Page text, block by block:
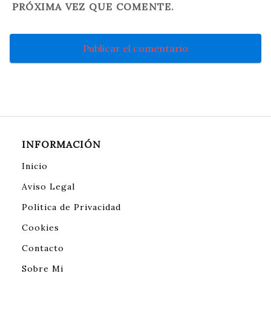
PRÓXIMA VEZ QUE COMENTE.
INFORMACIÓN
Inicio
Aviso Legal
Política de Privacidad
Cookies
Contacto
Sobre Mi